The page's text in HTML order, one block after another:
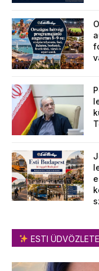
ESTI